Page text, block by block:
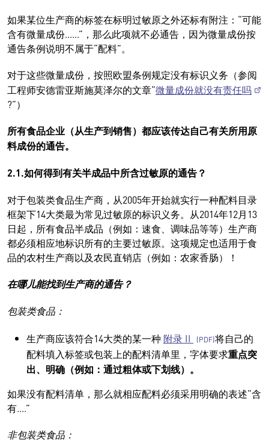
如果某位生产商的标签在标明过敏原之外还标有附注：“可能
含有微量成份......”，那么此项就不必通告，因为微量成份按
通告条例说明不属于“配料”。
对于这些微量成份，按照欧盟条例规定没有标识义务（参阅
工程师安德雷亚斯施莫泽尔的文章“微量成份就没有责任吗
?”）
所有食品企业（从生产到销售）都应该传达自己有关所用原
料成份的通告。
2.1.如何得到有关半成品中所含过敏原的通告？
对于包装类食品生产商，从2005年开始就实行一种配料目录
框架下14大类最为常见过敏原的标识义务。从2014年12月13
日起，所有食品半成品（例如：速食、调味品等等）生产商
都必须相应地标识所有的主要过敏原。这项规定也适用于食
品的农村生产商以及农民直销店（例如：农家香肠）！
在哪儿能找到生产商的通告？
包装类食品：
生产商应该符合14大类的某一种 附录 II
将自己的
配料填入标签或包装上的配料清单里，字体要求重点突
出、明确（例如：通过粗体或下划线）。
如果没有配料清单，那么就相应配料必须采用明确的表述“含
有....”
非包装类食品：